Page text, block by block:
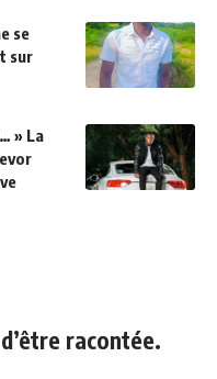
se
sur
» La
racontée.